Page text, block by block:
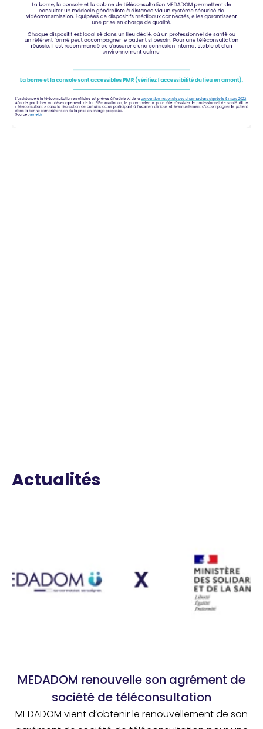
Actualités
MEDADOM renouvelle son agrément de
société de téléconsultation
MEDADOM vient d’obtenir le renouvellement de son